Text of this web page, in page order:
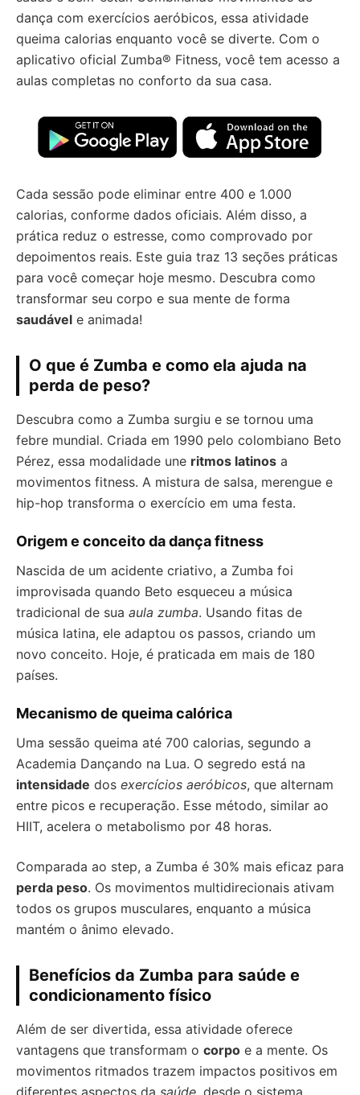
dança com exercícios aeróbicos, essa atividade
queima calorias enquanto você se diverte. Com o
aplicativo oficial Zumba® Fitness, você tem acesso a
aulas completas no conforto da sua casa.
Cada sessão pode eliminar entre 400 e 1.000
calorias, conforme dados oficiais. Além disso, a
prática reduz o estresse, como comprovado por
depoimentos reais. Este guia traz 13 seções práticas
para você começar hoje mesmo. Descubra como
transformar seu corpo e sua mente de forma
saudável e animada!
O que é Zumba e como ela ajuda na
perda de peso?
Descubra como a Zumba surgiu e se tornou uma
febre mundial. Criada em 1990 pelo colombiano Beto
Pérez, essa modalidade une ritmos latinos a
movimentos fitness. A mistura de salsa, merengue e
hip-hop transforma o exercício em uma festa.
Origem e conceito da dança fitness
Nascida de um acidente criativo, a Zumba foi
improvisada quando Beto esqueceu a música
tradicional de sua aula zumba. Usando fitas de
música latina, ele adaptou os passos, criando um
novo conceito. Hoje, é praticada em mais de 180
países.
Mecanismo de queima calórica
Uma sessão queima até 700 calorias, segundo a
Academia Dançando na Lua. O segredo está na
intensidade dos exercícios aeróbicos, que alternam
entre picos e recuperação. Esse método, similar ao
HIIT, acelera o metabolismo por 48 horas.
Comparada ao step, a Zumba é 30% mais eficaz para
perda peso. Os movimentos multidirecionais ativam
todos os grupos musculares, enquanto a música
mantém o ânimo elevado.
Benefícios da Zumba para saúde e
condicionamento físico
Além de ser divertida, essa atividade oferece
vantagens que transformam o corpo e a mente. Os
movimentos ritmados trazem impactos positivos em